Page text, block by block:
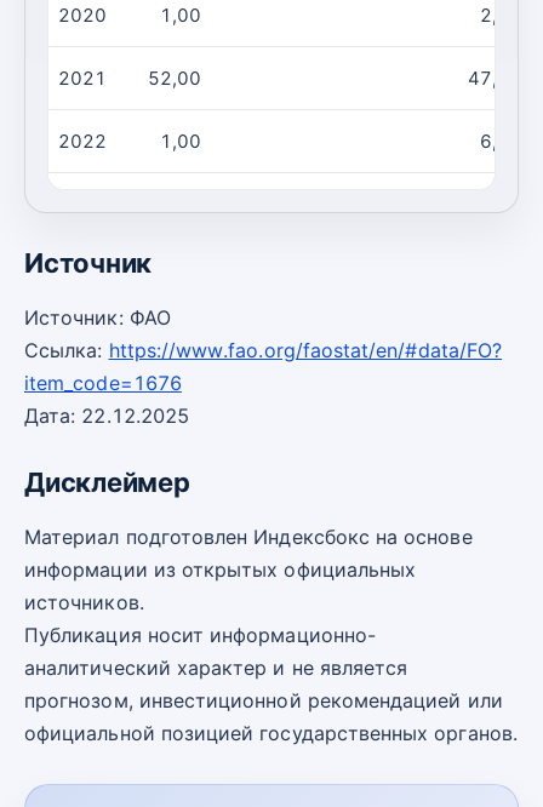
2020 1,00 2,00
2021 52,00 47,00
2022 1,00 6,00
7,00
Источник
Источник: ФАО
Ссылка: https://www.fao.org/faostat/en/#data/FO?
item_code=1676
Дата: 22.12.2025
Дисклеймер
Материал подготовлен Индексбокс на основе
информации из открытых официальных
источников.
Публикация носит информационно-
аналитический характер и не является
прогнозом, инвестиционной рекомендацией или
официальной позицией государственных органов.